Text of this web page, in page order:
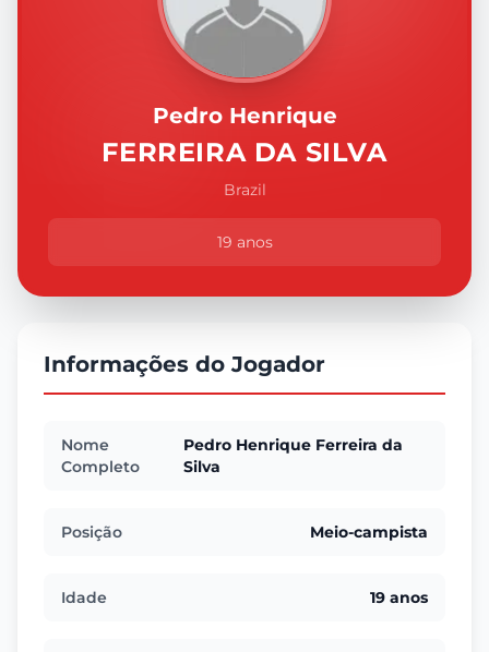
Pedro Henrique
FERREIRA DA SILVA
Brazil
19 anos
Informações do Jogador
Nome
Completo
Pedro Henrique Ferreira da
Silva
Posição Meio-campista
Idade 19 anos